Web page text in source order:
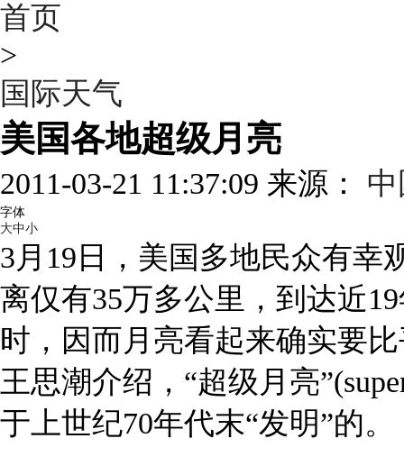
首页
>
国际天气
美国各地超级月亮
2011-03-21 11:37:09 来源：
字体
大中小
3月19日，美国多地民众有幸
离仅有35万多公里，到达近
时，因而月亮看起来确实要
王思潮介绍，“超级月亮
于上世纪70年代末“发明”的。